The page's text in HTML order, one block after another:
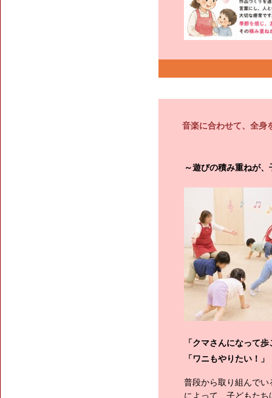
音楽に合わせて、全身
～遊びの積み重ねが
「クマさんになって
「ワニもやりたい！
普段から取り組んで
によって、子どもた